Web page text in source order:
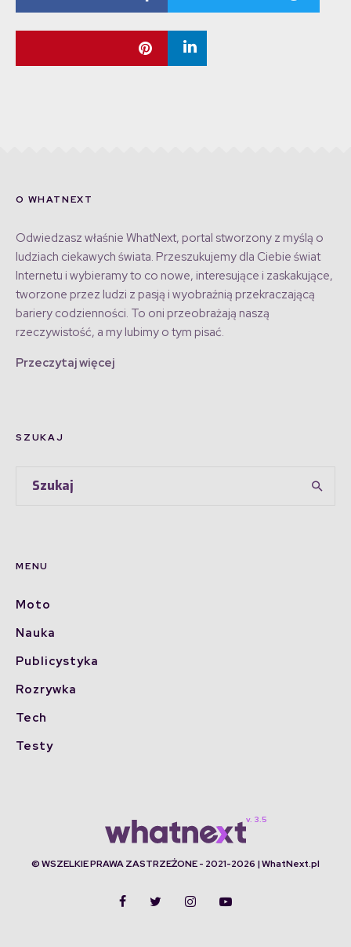
O WHATNEXT
Odwiedzasz właśnie WhatNext, portal stworzony z myślą o
ludziach ciekawych świata. Przeszukujemy dla Ciebie świat
Internetu i wybieramy to co nowe, interesujące i zaskakujące,
tworzone przez ludzi z pasją i wyobraźnią przekraczającą
bariery codzienności. To oni przeobrażają naszą
rzeczywistość, a my lubimy o tym pisać.
Przeczytaj więcej
SZUKAJ
MENU
Moto
Nauka
Publicystyka
Rozrywka
Tech
Testy
© WSZELKIE PRAWA ZASTRZEŻONE - 2021-2026 | WhatNext.pl